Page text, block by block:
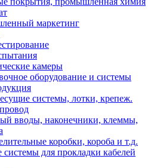
маркетинг
камеры
оборудование и системы
системы, лотки, крепеж.
вводы, наконечники, клеммы,
коробки, короба и т.д.
для прокладки кабелей